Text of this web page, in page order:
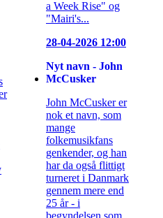
a Week Rise" og
"Mairi's...
28-04-2026 12:00
Nyt navn - John
McCusker
John McCusker er
nok et navn, som
mange
folkemusikfans
genkender, og han
har da også flittigt
turneret i Danmark
gennem mere end
25 år - i
begyndelsen som